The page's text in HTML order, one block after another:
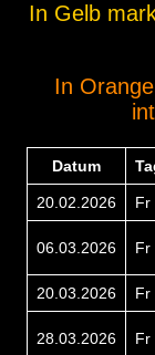
In Gelb
In
Datum
20.02.2026 Fr
06.03.2026 Fr
20.03.2026 Fr
28.03.2026 Fr